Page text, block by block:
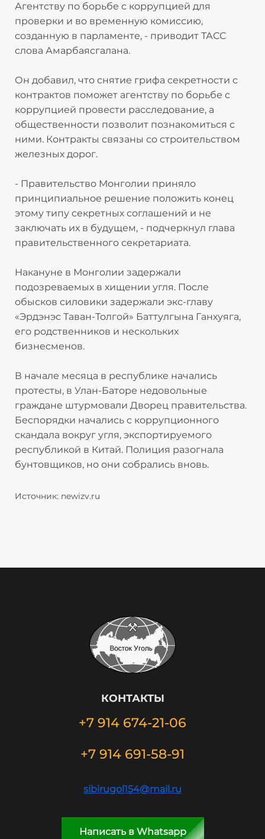
Агентству по борьбе с коррупцией для
проверки и во временную комиссию,
созданную в парламенте, - приводит ТАСС
слова Амарбаясгалана.
Он добавил, что снятие грифа секретности с
контрактов поможет агентству по борьбе с
коррупцией провести расследование, а
общественности позволит познакомиться с
ними. Контракты связаны со строительством
железных дорог.
- Правительство Монголии приняло
принципиальное решение положить конец
этому типу секретных соглашений и не
заключать их в будущем, - подчеркнул глава
правительственного секретариата.
Накануне в Монголии задержали
подозреваемых в хищении угля. После
обысков силовики задержали экс-главу
«Эрдэнэс Таван-Толгой» Баттулгына Ганхуяга,
его родственников и нескольких
бизнесменов.
В начале месяца в республике начались
протесты, в Улан-Баторе недовольные
граждане штурмовали Дворец правительства.
Беспорядки начались с коррупционного
скандала вокруг угля, экспортируемого
республикой в Китай. Полиция разогнала
бунтовщиков, но они собрались вновь.
Источник: newizv.ru
КОНТАКТЫ
+7 914 674-21-06
+7 914 691-58-91
sibirugol154@mail.ru
Написать в Whatsapp